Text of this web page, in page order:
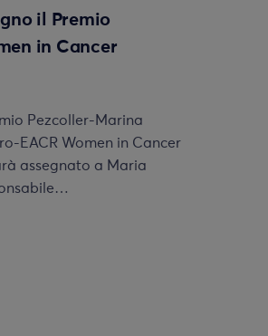
il Premio
in Cancer
Pezcoller-Marina
EACR Women in Cancer
assegnato a Maria